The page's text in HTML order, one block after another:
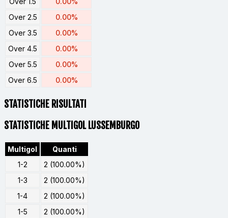
Over 2.5
0.00%
Over 3.5
0.00%
Over 4.5
0.00%
Over 5.5
0.00%
Over 6.5
0.00%
STATISTICHE RISULTATI
STATISTICHE MULTIGOL LUSSEMBURGO
Multigol
Quanti
1-2
2 (100.00%)
1-3
2 (100.00%)
1-4
2 (100.00%)
1-5
2 (100.00%)